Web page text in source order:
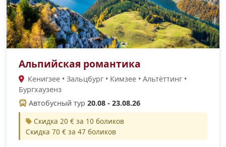
Альпийская романтика
Кенигзее • Зальцбург • Кимзее • Альтёттинг •
Бургхаузенз
Автобусный тур 20.08 - 23.08.26
Скидка 20 € за 10 боликов
Скидка 70 € за 47 боликов